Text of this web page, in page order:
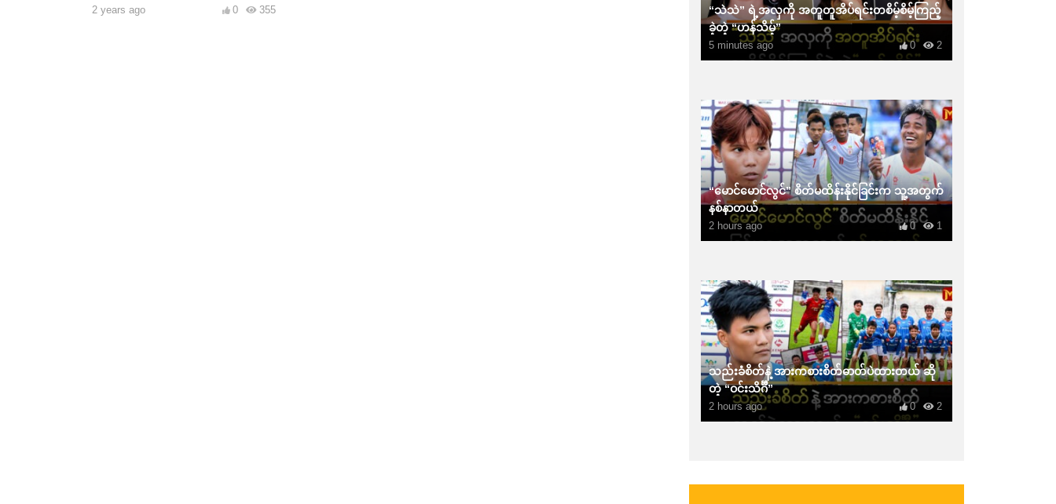
2 years ago 355
0
“သဲသဲ” ရဲ့အလှကို အတူတူအိပ်ရင်းတစိမ့်စိမ့်ကြည့်
ခဲ့တဲ့ “ဟန်သိမ့်”
5 minutes ago 2
0
“မောင်မောင်လွင်” စိတ်မထိန်းနိုင်ခြင်းက သူ့အတွက်
နစ်နာတယ်
2 hours ago 1
0
သည်းခံစိတ်နဲ့ အားကစားစိတ်ဓာတ်ပဲထားတယ် ဆို
တဲ့ “ဝင်းသိင်္ဂီ”
2 hours ago 2
0